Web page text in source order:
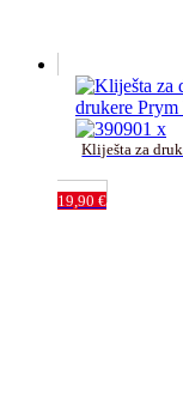
Kliješta za
19,90 €